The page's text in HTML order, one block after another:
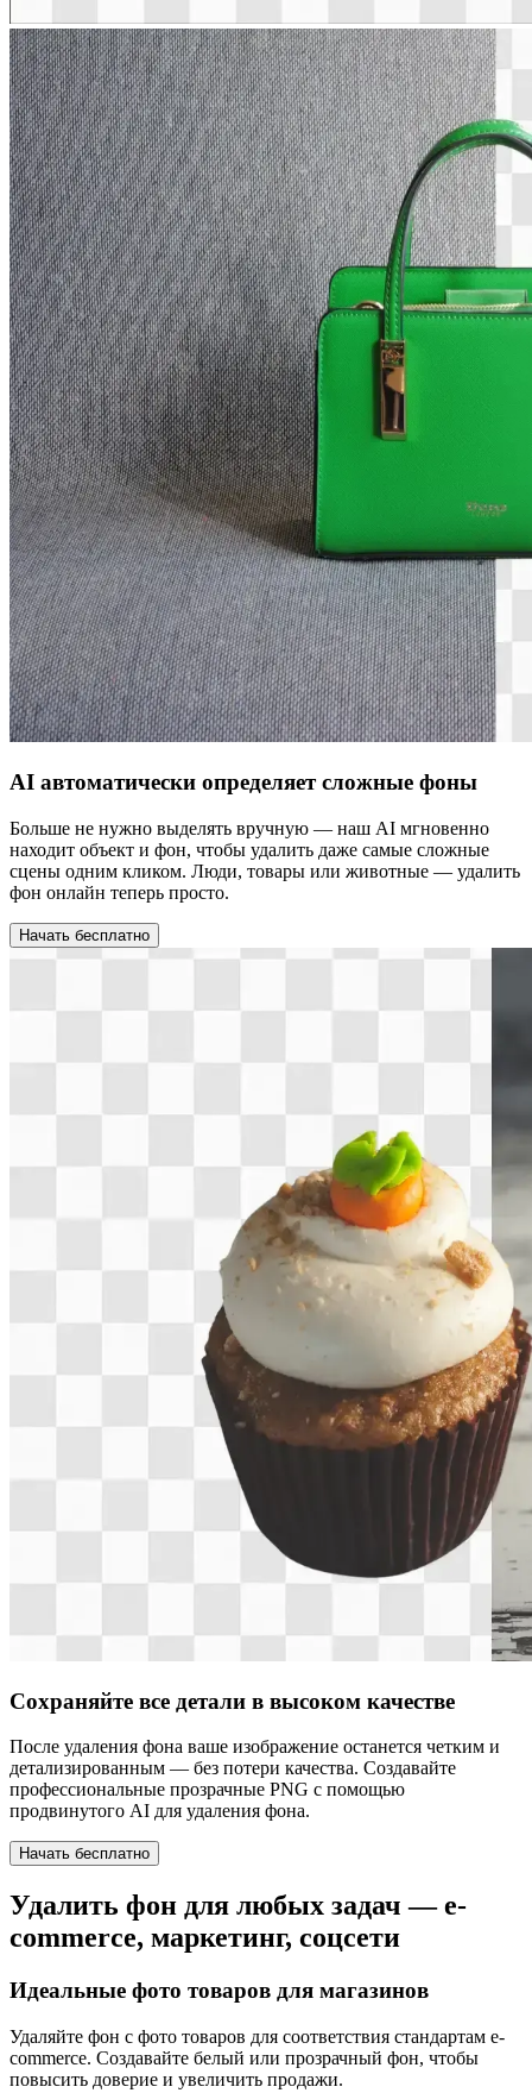
AI автоматически определяет сложные фоны
Больше не нужно выделять вручную — наш AI мгновенно
находит объект и фон, чтобы удалить даже самые сложные
сцены одним кликом. Люди, товары или животные — удалить
фон онлайн теперь просто.
Начать бесплатно
Сохраняйте все детали в высоком качестве
После удаления фона ваше изображение останется четким и
детализированным — без потери качества. Создавайте
профессиональные прозрачные PNG с помощью
продвинутого AI для удаления фона.
Начать бесплатно
Удалить фон для любых задач — e-
commerce, маркетинг, соцсети
Идеальные фото товаров для магазинов
Удаляйте фон с фото товаров для соответствия стандартам e-
commerce. Создавайте белый или прозрачный фон, чтобы
повысить доверие и увеличить продажи.